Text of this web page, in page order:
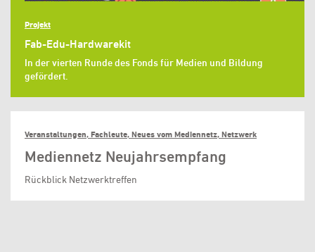
Projekt
Fab-Edu-Hardwarekit
In der vierten Runde des Fonds für Medien und Bildung
gefördert.
Veranstaltungen, Fachleute, Neues vom Mediennetz, Netzwerk
Mediennetz Neujahrsempfang
Rückblick Netzwerktreffen